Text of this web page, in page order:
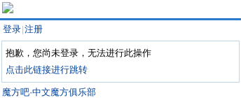
登录 注册
抱歉，您尚未登录，无法进行此操作
点击此链接进行跳转
魔方吧·中文魔方俱乐部